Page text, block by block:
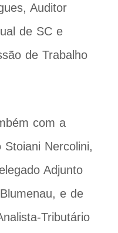
Auditor
de SC e
de Trabalho
com a
Nercolini,
Adjunto
e de
Tributário